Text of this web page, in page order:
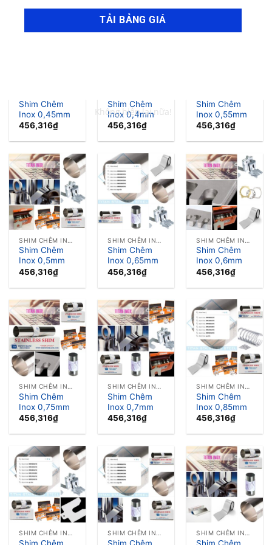
Shim Chêm
Inox 0,45mm
456,316₫
Shim Chêm
Inox 0,4mm
456,316₫
Shim Chêm
Inox 0,55mm
456,316₫
Shim Chêm
Inox 0,5mm
456,316₫
Shim Chêm
Inox 0,65mm
456,316₫
Shim Chêm
Inox 0,6mm
456,316₫
Shim Chêm
Inox 0,75mm
456,316₫
Shim Chêm
Inox 0,7mm
456,316₫
Shim Chêm
Inox 0,85mm
456,316₫
Shim Chêm Shim Chêm Shim Chêm